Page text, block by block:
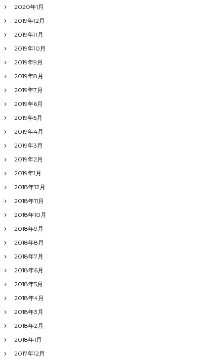
2020年1月
2019年12月
2019年11月
2019年10月
2019年9月
2019年8月
2019年7月
2019年6月
2019年5月
2019年4月
2019年3月
2019年2月
2019年1月
2018年12月
2018年11月
2018年10月
2018年9月
2018年8月
2018年7月
2018年6月
2018年5月
2018年4月
2018年3月
2018年2月
2018年1月
2017年12月